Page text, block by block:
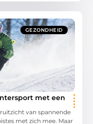
GEZONDHEID
met een
van spannende
met zich mee. Maar